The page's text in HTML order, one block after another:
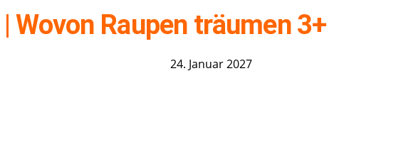
Wovon Raupen träumen 3+
24. Januar 2027